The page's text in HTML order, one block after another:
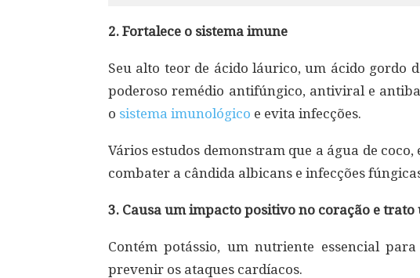
2. Fortalece o sistema imune
Seu alto teor de ácido láurico, um ácido gordo
poderoso remédio antifúngico, antiviral e
o sistema imunológico e evita infecções.
Vários estudos demonstram que a água de
combater a cândida albicans e infecções
3. Causa um impacto positivo no coração e
Contém potássio, um nutriente essencial
prevenir os ataques cardíacos.